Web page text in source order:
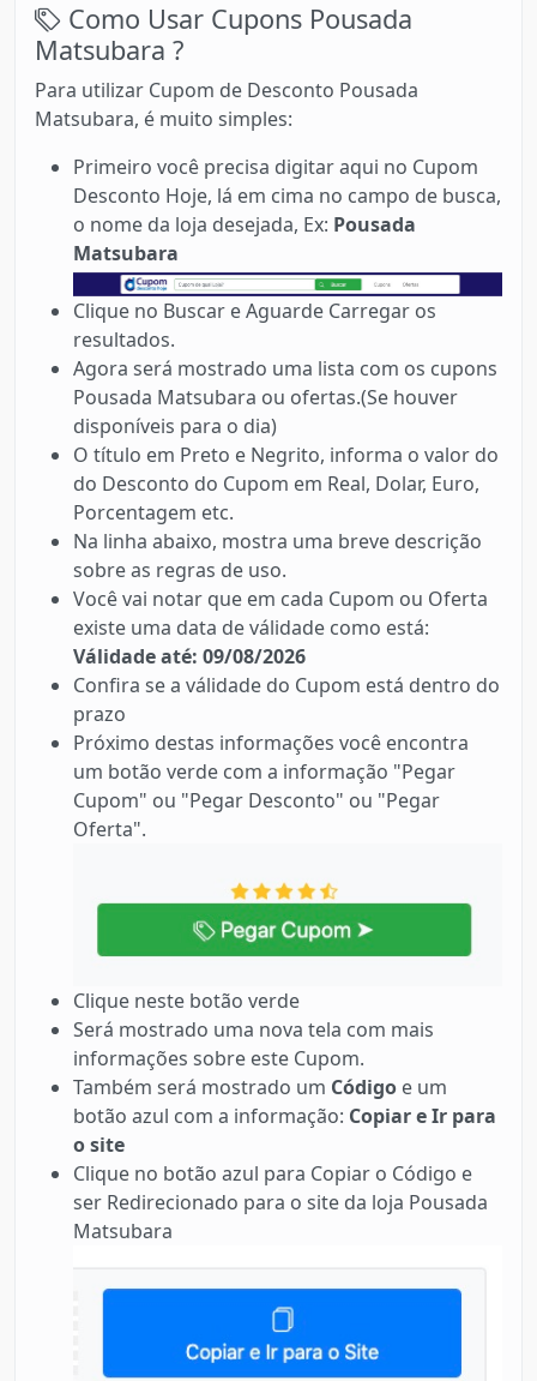
Como Usar Cupons Pousada
Matsubara ?
Para utilizar Cupom de Desconto Pousada
Matsubara, é muito simples:
Primeiro você precisa digitar aqui no Cupom
Desconto Hoje, lá em cima no campo de busca,
o nome da loja desejada, Ex: Pousada
Matsubara
Clique no Buscar e Aguarde Carregar os
resultados.
Agora será mostrado uma lista com os cupons
Pousada Matsubara ou ofertas.(Se houver
disponíveis para o dia)
O título em Preto e Negrito, informa o valor do
do Desconto do Cupom em Real, Dolar, Euro,
Porcentagem etc.
Na linha abaixo, mostra uma breve descrição
sobre as regras de uso.
Você vai notar que em cada Cupom ou Oferta
existe uma data de válidade como está:
Válidade até: 09/08/2026
Confira se a válidade do Cupom está dentro do
prazo
Próximo destas informações você encontra
um botão verde com a informação "Pegar
Cupom" ou "Pegar Desconto" ou "Pegar
Oferta".
Clique neste botão verde
Será mostrado uma nova tela com mais
informações sobre este Cupom.
Também será mostrado um Código e um
botão azul com a informação: Copiar e Ir para
o site
Clique no botão azul para Copiar o Código e
ser Redirecionado para o site da loja Pousada
Matsubara